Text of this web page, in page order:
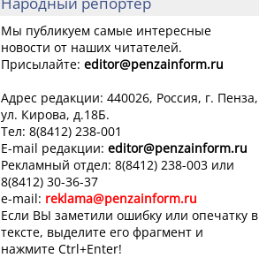
Мы публикуем самые интересные
новости от наших читателей.
Присылайте: editor@penzainform.ru
Адрес редакции: 440026, Россия, г. Пенза,
ул. Кирова, д.18Б.
Тел: 8(8412) 238-001
E-mail редакции: editor@penzainform.ru
Рекламный отдел: 8(8412) 238-003 или
8(8412) 30-36-37
e-mail: reklama@penzainform.ru
Если ВЫ заметили ошибку или опечатку в
тексте, выделите его фрагмент и
нажмите Ctrl+Enter!